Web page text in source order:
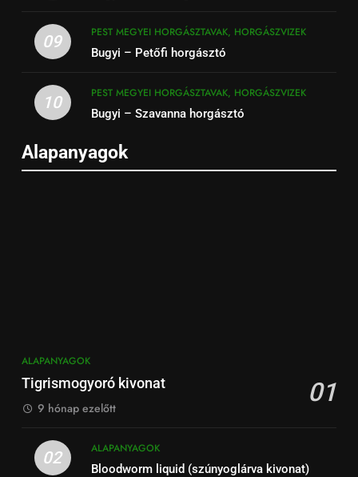
09
PEST MEGYEI HORGÁSZTAVAK, HORGÁSZVIZEK
Bugyi – Petőfi horgásztó
10
PEST MEGYEI HORGÁSZTAVAK, HORGÁSZVIZEK
Bugyi – Szavanna horgásztó
Alapanyagok
ALAPANYAGOK
Tigrismogyoró kivonat 01
9 hónap ezelőtt
02
ALAPANYAGOK
Bloodworm liquid (szúnyoglárva kivonat)